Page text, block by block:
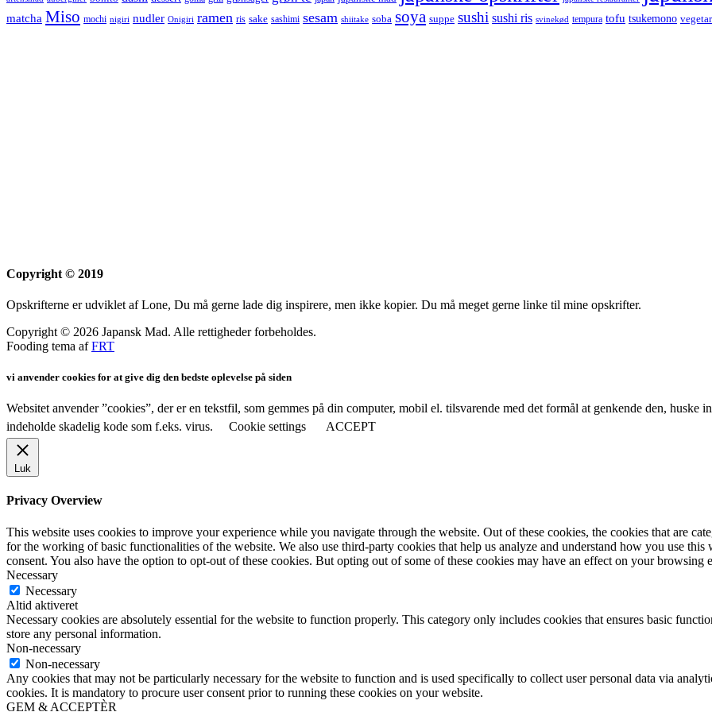
matcha Miso mochi nigiri nudler Onigiri ramen ris sake sashimi sesam shiitake soba soya suppe sushi sushi ris svinekød tempura tofu tsukemono vegetar
Copyright © 2019
Opskrifterne er udviklet af Lone, Du må gerne lade dig inspirere, men ikke kopier. Du må meget gerne linke til mine opskrifter.
Copyright © 2026 Japansk Mad. Alle rettigheder forbeholdes.
Fooding tema afFRT
vi anvender cookies for at give dig den bedste oplevelse på siden
Websitet anvender ”cookies”, der er en tekstfil, som gemmes på din computer, mobil el. tilsvarende med det formål at genkende den,
indeholde skadelig kode som f.eks. virus.
Cookie settings ACCEPT
Luk
Privacy Overview
This website uses cookies to improve your experience while you navigate through the website. Out of these cookies, the cookies that are
for the working of basic functionalities of the website. We also use third-party cookies that help us analyze and understand how you use
consent. You also have the option to opt-out of these cookies. But opting out of some of these cookies may have an effect on your browsing
Necessary
Necessary
Altid aktiveret
Necessary cookies are absolutely essential for the website to function properly. This category only includes cookies that ensures basic
store any personal information.
Non-necessary
Non-necessary
Any cookies that may not be particularly necessary for the website to function and is used specifically to collect user personal data via
cookies. It is mandatory to procure user consent prior to running these cookies on your website.
GEM & ACCEPTÈR